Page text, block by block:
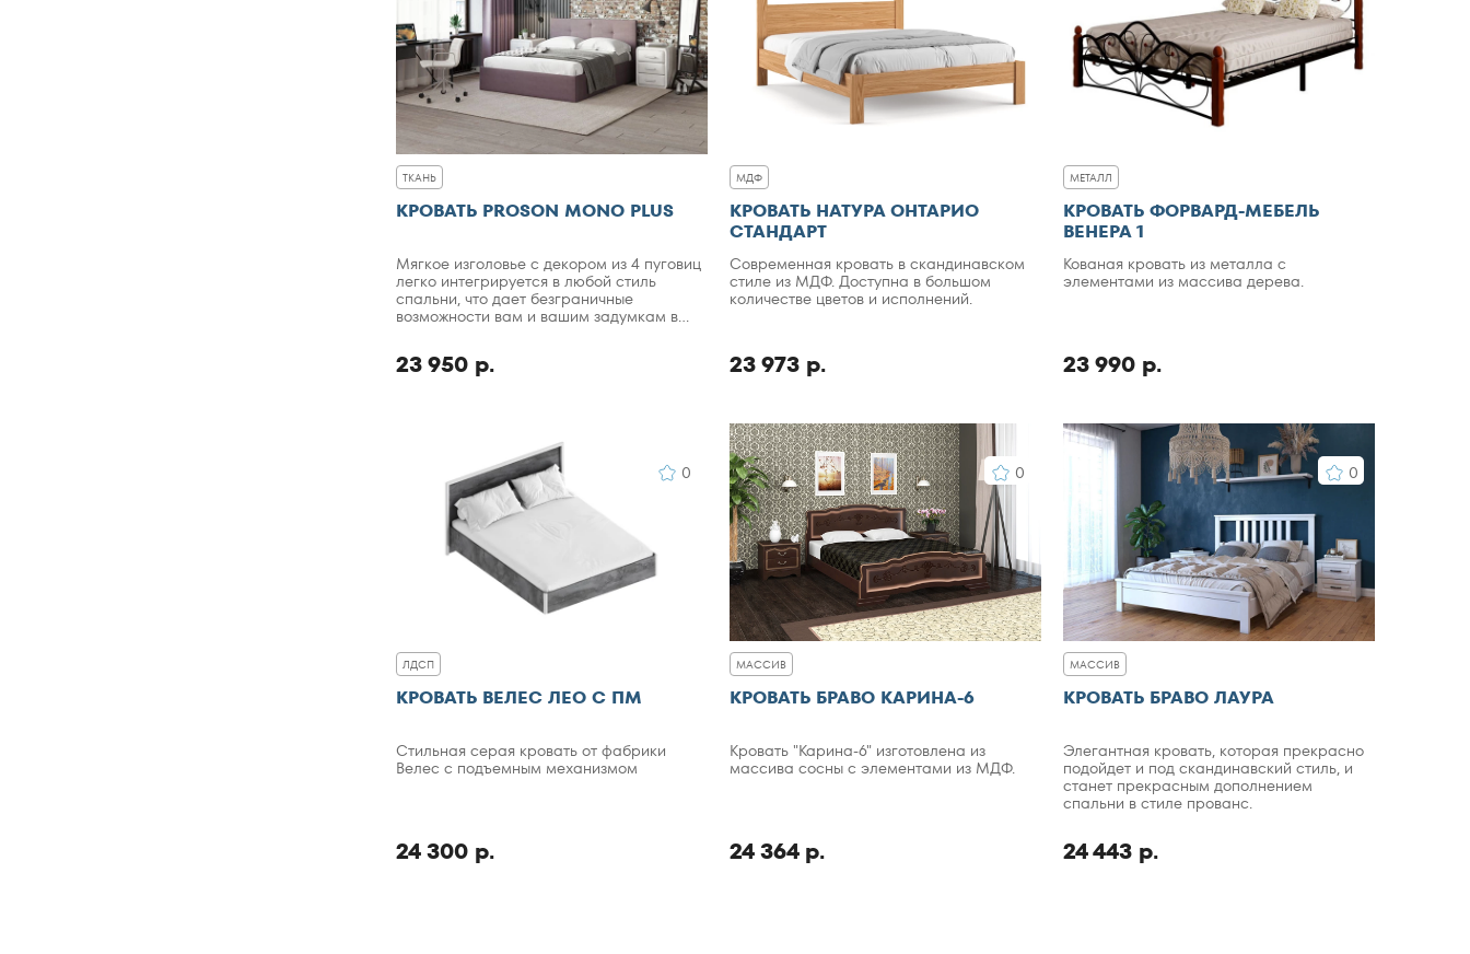
ТКАНЬ
КРОВАТЬ PROSON MONO PLUS
Мягкое изголовье с декором из 4 пуговиц
легко интегрируется в любой стиль
спальни, что дает безграничные
возможности вам и вашим задумкам в
23 950 р.
МДФ
КРОВАТЬ НАТУРА ОНТАРИО
СТАНДАРТ
Современная кровать в скандинавском
стиле из МДФ. Доступна в большом
количестве цветов и исполнений.
23 973 р.
МЕТАЛЛ
КРОВАТЬ ФОРВАРД-МЕБЕЛЬ
ВЕНЕРА 1
Кованая кровать из металла с
элементами из массива дерева.
23 990 р.
0
ЛДСП
КРОВАТЬ ВЕЛЕС ЛЕО С ПМ
Стильная серая кровать от фабрики
Велес с подъемным механизмом
24 300 р.
0
МАССИВ
КРОВАТЬ БРАВО КАРИНА-6
Кровать "Карина-6" изготовлена из
массива сосны с элементами из МДФ.
24 364 р.
0
МАССИВ
КРОВАТЬ БРАВО ЛАУРА
Элегантная кровать, которая прекрасно
подойдет и под скандинавский стиль, и
станет прекрасным дополнением
спальни в стиле прованс.
24 443 р.